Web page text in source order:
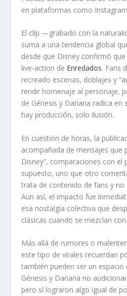
en plataformas como
El clip —grabado con la
suma a una tendencia global
desde que Disney confirmó
live-action de Enredados. Fans
recreado escenas, doblajes y
rendir homenaje al personaje,
de Génesis y Dariana radica en
hay producción, solo ilusión.
En cuestión de horas, la
acompañada de mensajes que
Disney”, comparaciones con el
supuesto, uno que otro
trata de contenido de fans y no
Aun así, el impacto fue
esa nostalgia colectiva que
clásicas cuando se mezclan
Más allá de rumores o
este tipo de virales recuerdan
también pueden ser un
Génesis y Dariana no
pero sí lograron algo igual de